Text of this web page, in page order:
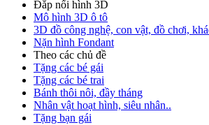
Đắp nổi hình 3D
Mô hình 3D ô tô
3D đồ công nghệ, con vật, đồ chơi,
Nặn hình Fondant
Theo các chủ đề
Tặng các bé gái
Tặng các bé trai
Bánh thôi nôi, đầy tháng
Nhân vật hoạt hình, siêu nhân..
Tặng bạn gái